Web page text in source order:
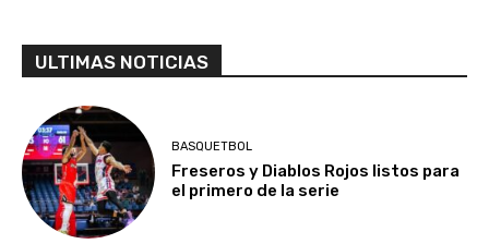
ULTIMAS NOTICIAS
BASQUETBOL
Freseros y Diablos Rojos listos para
el primero de la serie